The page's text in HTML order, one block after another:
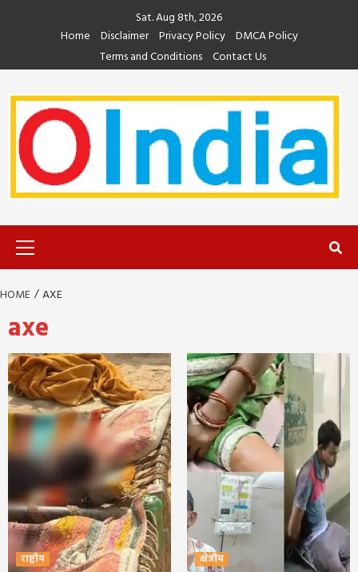
Sat. Aug 8th, 2026
Home
Disclaimer Privacy Policy DMCA Policy
Terms and Conditions Contact Us
HOME AXE
axe
राष्ट्रीय क्षेत्रीय